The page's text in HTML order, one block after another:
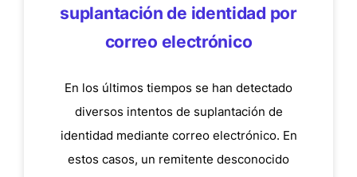
suplantación de identidad por
correo electrónico
En los últimos tiempos se han detectado
diversos intentos de suplantación de
identidad mediante correo electrónico. En
estos casos, un remitente desconocido